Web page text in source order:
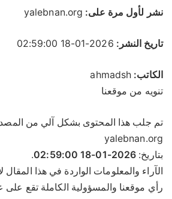
نشر لأول مرة على: yalebnan.org
تاريخ النشر: 2026-01-18 02:59:00
الكاتب: ahmadsh
تنويه من موقعنا
تم جلب هذا المحتوى بشكل آلي من
yalebnan.org
بتاريخ: 2026-01-18 02:59:00
.
الآراء والمعلومات الواردة في هذا
رأي موقعنا والمسؤولية الكاملة تقع